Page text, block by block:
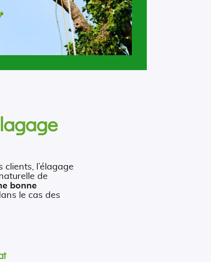
clients, l’élagage
de
bonne
le cas des